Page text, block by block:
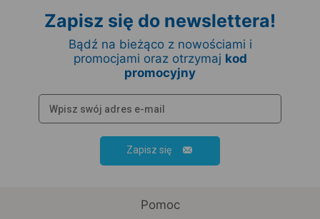
Zapisz się do newslettera!
Bądź na bieżąco z nowościami i
promocjami oraz otrzymaj kod
promocyjny
Zapisz się
Pomoc